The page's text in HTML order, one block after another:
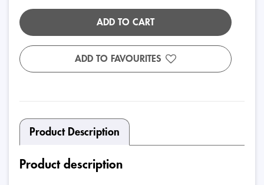
ADD TO CART
ADD TO FAVOURITES
Product Description
Product description